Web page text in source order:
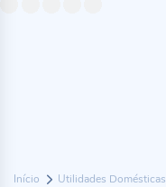
Início Utilidades Domésticas